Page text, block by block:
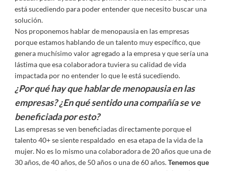
está sucediendo para poder entender que necesito buscar una
solución.
Nos proponemos hablar de menopausia en las empresas
porque estamos hablando de un talento muy específico, que
genera muchísimo valor agregado a la empresa y que sería una
lástima que esa colaboradora tuviera su calidad de vida
impactada por no entender lo que le está sucediendo.
¿Por qué hay que hablar de menopausia en las
empresas? ¿En qué sentido una compañía se ve
beneficiada por esto?
Las empresas se ven beneficiadas directamente porque el
talento 40+ se siente respaldado en esa etapa de la vida de la
mujer. No es lo mismo una colaboradora de 20 años que una de
30 años, de 40 años, de 50 años o una de 60 años.Tenemos que